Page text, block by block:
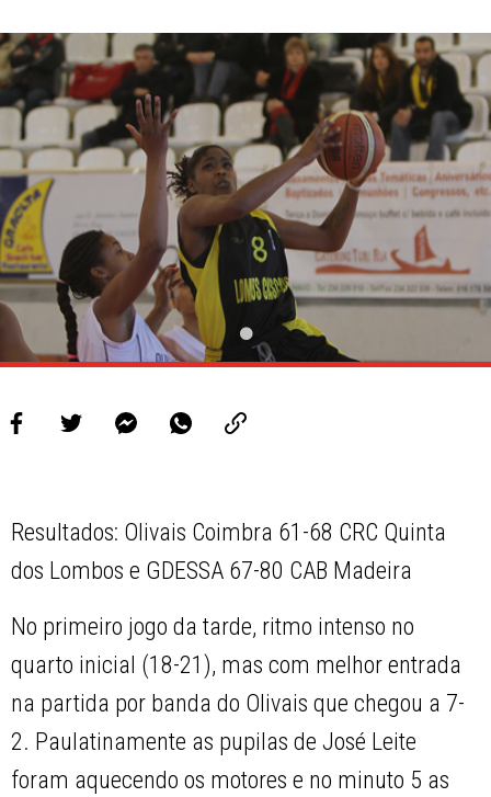
Resultados: Olivais Coimbra 61-68 CRC Quinta
dos Lombos e GDESSA 67-80 CAB Madeira
No primeiro jogo da tarde, ritmo intenso no
quarto inicial (18-21), mas com melhor entrada
na partida por banda do Olivais que chegou a 7-
2. Paulatinamente as pupilas de José Leite
foram aquecendo os motores e no minuto 5 as